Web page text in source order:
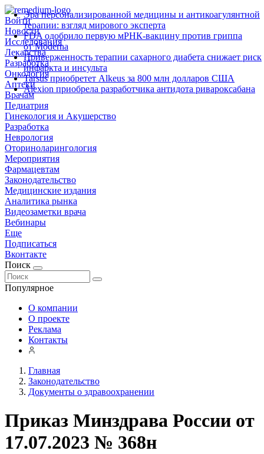
Войти
Новости
Исследования
Лекарства
Разработка
Онкология
Аптеки
Врачам
Педиатрия
Гинекология и Акушерство
Разработка
Неврология
Оториноларингология
Мероприятия
Фармацевтам
Законодательство
Медицинские издания
Аналитика рынка
Видеозаметки врача
Вебинары
Еще
Подписаться
Вконтакте
Поиск
Популярное
Эра персонализированной медицины и антикоагулянтной
терапии: взгляд мирового эксперта
FDA одобрило первую мРНК‑вакцину против гриппа
от Moderna
Приверженность терапии сахарного диабета снижает риск
инфаркта и инсульта
Tarsus приобретет Alkeus за 800 млн долларов США
Alexion приобрела разработчика антидота ривароксабана
О компании
О проекте
Реклама
Контакты
Главная
Законодательство
Документы о здравоохранении
Приказ Минздрава России от
17.07.2023 № 368н